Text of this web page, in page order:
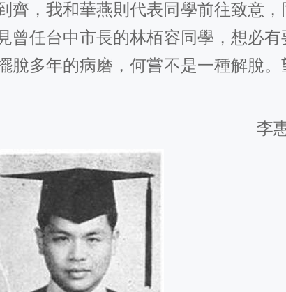
齊，我和華燕則代表同學前往致意，
任台中市長的林栢容同學，想必有
脫多年的病磨，何嘗不是一種解脫。
李